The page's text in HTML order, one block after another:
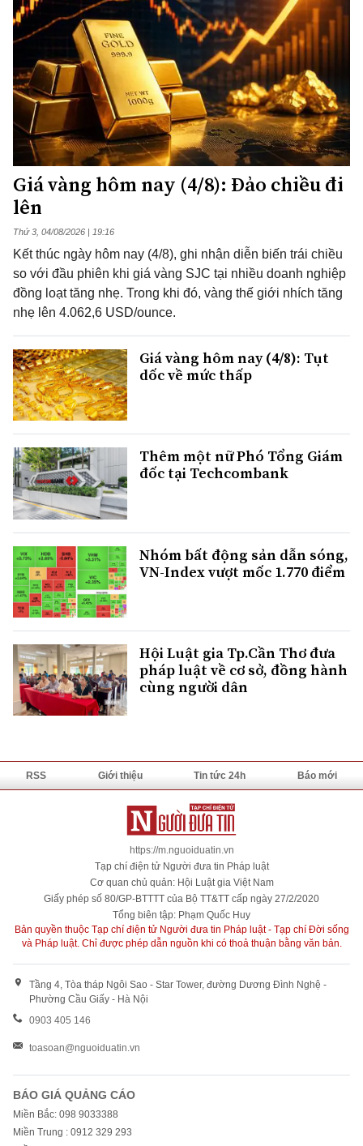
Giá vàng hôm nay (4/8): Đảo chiều đi
lên
Thứ 3, 04/08/2026 | 19:16
Kết thúc ngày hôm nay (4/8), ghi nhận diễn biến trái chiều
so với đầu phiên khi giá vàng SJC tại nhiều doanh nghiệp
đồng loạt tăng nhẹ. Trong khi đó, vàng thế giới nhích tăng
nhẹ lên 4.062,6 USD/ounce.
Giá vàng hôm nay (4/8): Tụt
dốc về mức thấp
Thêm một nữ Phó Tổng Giám
đốc tại Techcombank
Nhóm bất động sản dẫn sóng,
VN-Index vượt mốc 1.770 điểm
Hội Luật gia Tp.Cần Thơ đưa
pháp luật về cơ sở, đồng hành
cùng người dân
RSS Giới thiệu Tin tức 24h Báo mới
https://m.nguoiduatin.vn
Tạp chí điện tử Người đưa tin Pháp luật
Cơ quan chủ quản: Hội Luật gia Việt Nam
Giấy phép số 80/GP-BTTTT của Bộ TT&TT cấp ngày 27/2/2020
Tổng biên tập: Phạm Quốc Huy
Bản quyền thuộc Tạp chí điện tử Người đưa tin Pháp luật - Tạp chí Đời sống
và Pháp luật. Chỉ được phép dẫn nguồn khi có thoả thuận bằng văn bản.
Tầng 4, Tòa tháp Ngôi Sao - Star Tower, đường Dương Đình Nghệ -
Phường Cầu Giấy - Hà Nội
0903 405 146
toasoan@nguoiduatin.vn
BÁO GIÁ QUẢNG CÁO
Miền Bắc: 098 9033388
Miền Trung : 0912 329 293